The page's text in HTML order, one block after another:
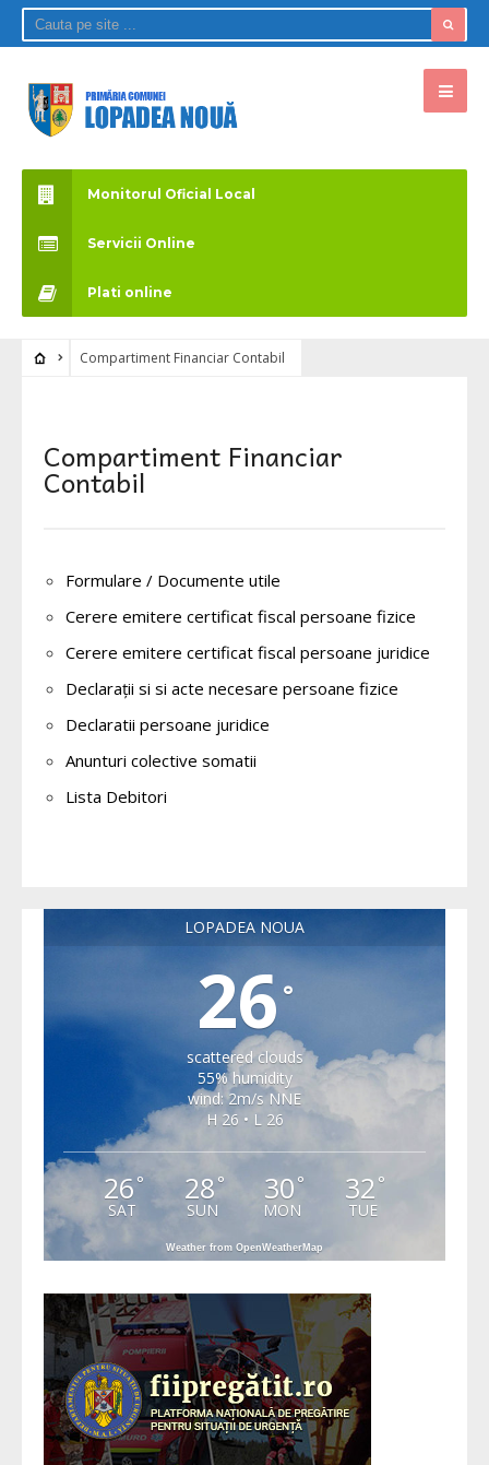
Monitorul Oficial Local
Servicii Online
Plati online
Compartiment Financiar Contabil
Compartiment Financiar
Contabil
Formulare / Documente utile
Cerere emitere certificat fiscal persoane fizice
Cerere emitere certificat fiscal persoane juridice
Declarații si si acte necesare persoane fizice
Declaratii persoane juridice
Anunturi colective somatii
Lista Debitori
LOPADEA NOUA
26 °
scattered clouds
55% humidity
wind: 2m/s NNE
H 26 • L 26
26°
SAT
28 °
SUN
30 °
MON
32 °
TUE
Weather from OpenWeatherMap